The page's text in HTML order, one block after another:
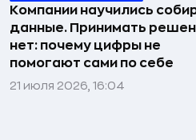
Компании научились
данные. Принимать
нет: почему цифры не
помогают сами по себе
21 июля 2026, 16:04